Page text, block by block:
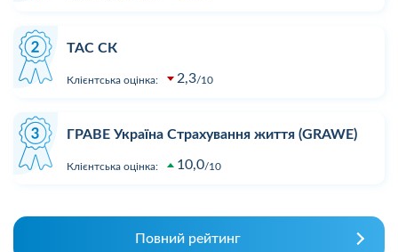
ТАС СК
Клієнтська оцінка: 2,3 10
ГРАВЕ Україна Страхування життя (GRAWE)
Клієнтська оцінка: 10,0 10
Повний рейтинг